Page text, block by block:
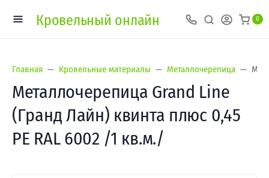
Кровельный онлайн 0
Главная Кровельные материалы Металлочерепица
Металлочерепица Grand Line
(Гранд Лайн) квинта плюс 0,45
PE RAL 6002 /1 кв.м./